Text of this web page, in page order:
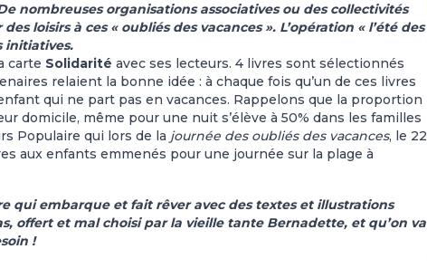
nombreuses organisations associatives ou des collectivités
loisirs à ces « oubliés des vacances ». L’opération « l’été des
initiatives.
carte Solidarité avec ses lecteurs. 4 livres sont sélectionnés
relaient la bonne idée : à chaque fois qu’un de ces livres
qui ne part pas en vacances. Rappelons que la proportion
domicile, même pour une nuit s’élève à 50% dans les familles
Populaire qui lors de la journée des oubliés des vacances, le 22
aux enfants emmenés pour une journée sur la plage à
qui embarque et fait rêver avec des textes et illustrations
offert et mal choisi par la vieille tante Bernadette, et qu’on va
!